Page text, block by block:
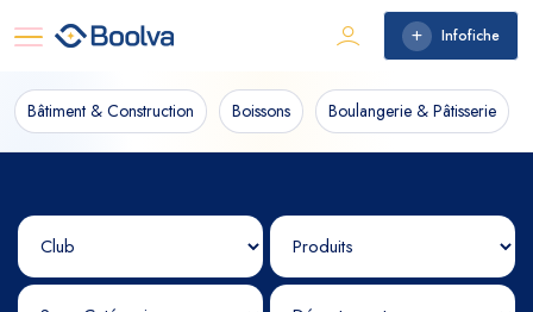
Infofiche
Bâtiment & Construction Boissons Boulangerie & Pâtisserie